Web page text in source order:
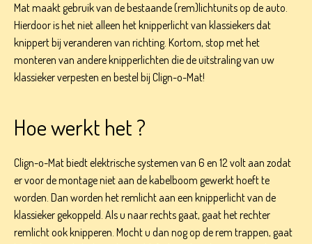
Mat maakt gebruik van de bestaande (rem)lichtunits op de auto.
Hierdoor is het niet alleen het knipperlicht van klassiekers dat
knippert bij veranderen van richting. Kortom, stop met het
monteren van andere knipperlichten die de uitstraling van uw
klassieker verpesten en bestel bij Clign-o-Mat!
Hoe werkt het ?
Clign-o-Mat biedt elektrische systemen van 6 en 12 volt aan zodat
er voor de montage niet aan de kabelboom gewerkt hoeft te
worden. Dan worden het remlicht aan een knipperlicht van de
klassieker gekoppeld. Als u naar rechts gaat, gaat het rechter
remlicht ook knipperen. Mocht u dan nog op de rem trappen, gaat